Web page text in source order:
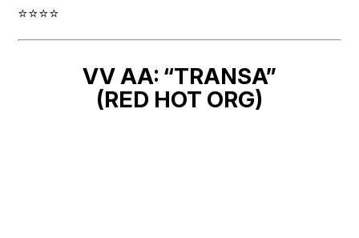
⭐⭐⭐⭐
VV AA: “TRANSA”
(RED HOT ORG)